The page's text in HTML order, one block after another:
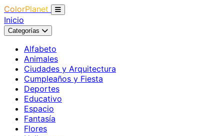
ColorPlanet
Inicio
Categorías
Alfabeto
Animales
Ciudades y Arquitectura
Cumpleaños y Fiesta
Deportes
Educativo
Espacio
Fantasía
Flores